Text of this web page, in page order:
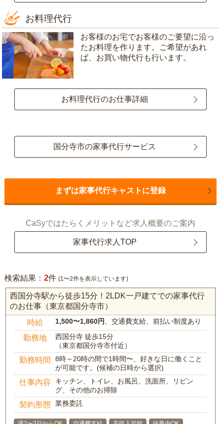
お料理代行
お客様のお宅でお客様のご要望に沿っ
たお料理を作ります。ご希望があれ
ば、お買い物代行も行います。
お料理代行のお仕事詳細
国分寺市の家事代行サービス
まずは家事代行キャストに登録
CaSyではたらくメリットなど求人概要のご案内
家事代行求人TOP
検索結果： 2件 (1〜2件を表示しています)
西国分寺駅から徒歩15分！2LDK一戸建てでの家事代行
のお仕事（東京都国分寺市）
時給 1,500〜1,860円 、交通費支給、前払い制度あり
勤務地
西国分寺 徒歩15分
（東京都国分寺市付近）
勤務時間
8時～20時の間で1時間〜、好きな日に働くこと
が可能です。(候補の日時から選択)
仕事内容
キッチン、トイレ、お風呂、洗面所、リビン
グ、その他のお掃除
契約形態 業務委託